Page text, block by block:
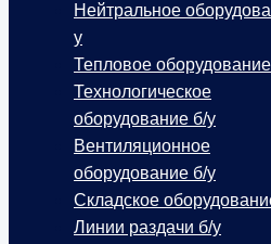
Нейтральное
у
Тепловое
Технологическое
оборудование б/у
Вентиляционное
оборудование б/у
Складское
Линии раздачи б/у